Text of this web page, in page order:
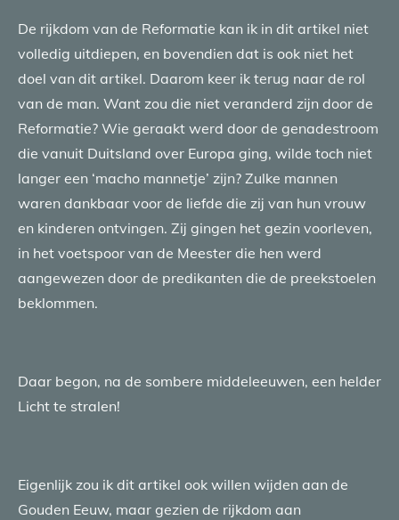
De rijkdom van de Reformatie kan ik in dit artikel niet
volledig uitdiepen, en bovendien dat is ook niet het
doel van dit artikel. Daarom keer ik terug naar de rol
van de man. Want zou die niet veranderd zijn door de
Reformatie? Wie geraakt werd door de genadestroom
die vanuit Duitsland over Europa ging, wilde toch niet
langer een ‘macho mannetje’ zijn? Zulke mannen
waren dankbaar voor de liefde die zij van hun vrouw
en kinderen ontvingen. Zij gingen het gezin voorleven,
in het voetspoor van de Meester die hen werd
aangewezen door de predikanten die de preekstoelen
beklommen.
Daar begon, na de sombere middeleeuwen, een helder
Licht te stralen!
Eigenlijk zou ik dit artikel ook willen wijden aan de
Gouden Eeuw, maar gezien de rijkdom aan